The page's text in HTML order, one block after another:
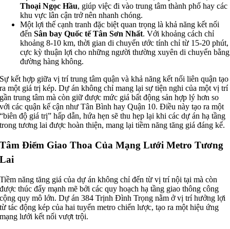
Thoại Ngọc Hầu, giúp việc đi vào trung tâm thành phố hay các
khu vực lân cận trở nên nhanh chóng.
Một lợi thế cạnh tranh đặc biệt quan trọng là khả năng kết nối
đếnSân bay Quốc tế Tân Sơn Nhất. Với khoảng cách chỉ
khoảng 8-10 km, thời gian di chuyển ước tính chỉ từ 15-20 phút,
cực kỳ thuận lợi cho những người thường xuyên di chuyển bằng
đường hàng không.
Sự kết hợp giữa vị trí trung tâm quận và khả năng kết nối liên quận tạo
ra một giá trị kép. Dự án không chỉ mang lại sự tiện nghi của một vị trí
gần trung tâm mà còn giữ được mức giá bất động sản hợp lý hơn so
với các quận kế cận như Tân Bình hay Quận 10. Điều này tạo ra một
“biên độ giá trị” hấp dẫn, hứa hẹn sẽ thu hẹp lại khi các dự án hạ tầng
trong tương lai được hoàn thiện, mang lại tiềm năng tăng giá đáng kể.
Tâm Điểm Giao Thoa Của Mạng Lưới Metro Tương
Lai
Tiềm năng tăng giá của dự án không chỉ đến từ vị trí nội tại mà còn
được thúc đẩy mạnh mẽ bởi các quy hoạch hạ tầng giao thông công
cộng quy mô lớn. Dự án 384 Trịnh Đình Trọng nằm ở vị trí hưởng lợi
từ tác động kép của hai tuyến metro chiến lược, tạo ra một hiệu ứng
mạng lưới kết nối vượt trội.